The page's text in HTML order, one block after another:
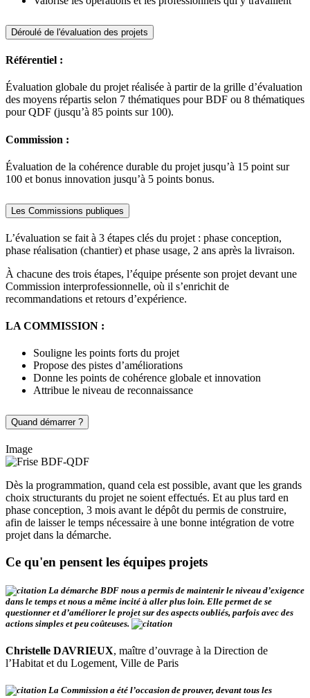
Déroulé de l'évaluation des projets
Référentiel :
Évaluation globale du projet réalisée à partir de la grille d’évaluation
des moyens répartis selon 7 thématiques pour BDF ou 8 thématiques
pour QDF (jusqu’à 85 points sur 100).
Commission :
Évaluation de la cohérence durable du projet jusqu’à 15 point sur
100 et bonus innovation jusqu’à 5 points bonus.
Les Commissions publiques
L’évaluation se fait à 3 étapes clés du projet : phase conception,
phase réalisation (chantier) et phase usage, 2 ans après la livraison.
À chacune des trois étapes, l’équipe présente son projet devant une
Commission interprofessionnelle, où il s’enrichit de
recommandations et retours d’expérience.
LA COMMISSION :
Souligne les points forts du projet
Propose des pistes d’améliorations
Donne les points de cohérence globale et innovation
Attribue le niveau de reconnaissance
Quand démarrer ?
Image
Dès la programmation, quand cela est possible, avant que les grands
choix structurants du projet ne soient effectués. Et au plus tard en
phase conception, 3 mois avant le dépôt du permis de construire,
afin de laisser le temps nécessaire à une bonne intégration de votre
projet dans la démarche.
Ce qu'en pensent les équipes projets
La démarche BDF nous a permis de maintenir le niveau d’exigence
dans le temps et nous a même incité à aller plus loin. Elle permet de se
questionner et d’améliorer le projet sur des aspects oubliés, parfois avec des
actions simples et peu coûteuses.
Christelle DAVRIEUX, maître d’ouvrage à la Direction de
l’Habitat et du Logement, Ville de Paris
La Commission a été l’occasion de prouver, devant tous les